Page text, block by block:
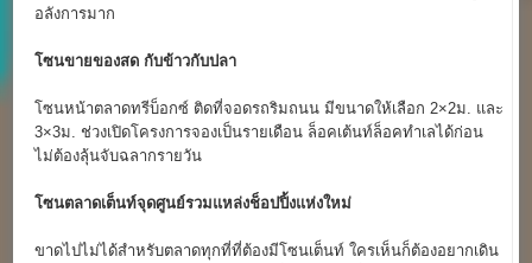
อลังการมาก
โซนขายของสด กับข้าวกับปลา
โซนหน้าตลาดทรีบ็อกซ์ ติดที่จอดรถริมถนน มีขนาดให้เลือก 2×2ม. และ
3×3ม. ช่วงเปิดโครงการจองเป็นรายเดือน ล็อคเต้นท์ล็อคทำเลได้ก่อน
ไม่ต้องลุ้นจับฉลากรายวัน
โซนตลาดเต็นท์จุดศูนย์รวมแหล่งช็อปปิ้งแห่งใหม่
ขาดไปไม่ได้สำหรับตลาดทุกที่ที่ต้องมีโซนเต็นท์ ใครเห็นก็ต้องอยากเดิน